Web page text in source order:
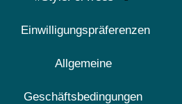
Einwilligungspräferenzen
Allgemeine
Geschäftsbedingungen